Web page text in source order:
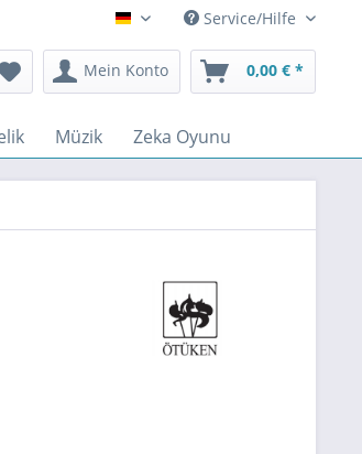
Deutsch Service/Hilfe
Mein Konto 0,00 € *
Müzik Zeka Oyunu